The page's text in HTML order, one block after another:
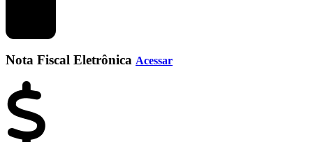
Nota Fiscal Eletrônica Acessar